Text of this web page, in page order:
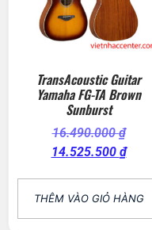
TransAcoustic Guitar
Yamaha FG-TA Brown
Sunburst
16.490.000₫
14.525.500 ₫
THÊM VÀO GIỎ HÀNG